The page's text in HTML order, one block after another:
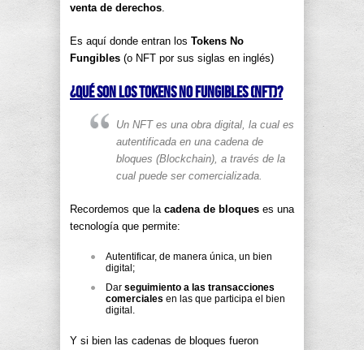
venta de derechos
Es aquí donde entran los Tokens No
Fungibles (o NFT por sus siglas en inglés)
¿Qué son los Tokens No Fungibles (NFT)?
Un NFT es una obra digital, la cual es
autentificada en una cadena de
bloques (Blockchain), a través de la
cual puede ser comercializada.
Recordemos que la cadena de bloques es una
tecnología que permite:
Autentificar, de manera única, un bien
digital;
Dar seguimiento a las transacciones
comerciales en las que participa el bien
digital.
Y si bien las cadenas de bloques fueron